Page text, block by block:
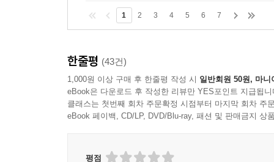
1 2 3 4 5 6 7
한줄평 (43건)
1,000원 이상 구매 후 한줄평 작성 시 일반회원 50원, 마니
eBook은 다운로드 후 작성한 리뷰만 YES포인트 지급됩니
클래스는 첫번째 회차 주문확정 시점부터 마지막 회차 주
eBook 페이백, CD/LP, DVD/Blu-ray, 패션 및 판매금지 상
평점